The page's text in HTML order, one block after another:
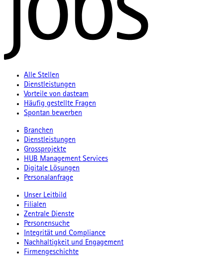
Alle Stellen
Dienstleistungen
Vorteile von dasteam
Häufig gestellte Fragen
Spontan bewerben
Branchen
Dienstleistungen
Grossprojekte
HUB Management Services
Digitale Lösungen
Personalanfrage
Unser Leitbild
Filialen
Zentrale Dienste
Personensuche
Integrität und Compliance
Nachhaltigkeit und Engagement
Firmengeschichte